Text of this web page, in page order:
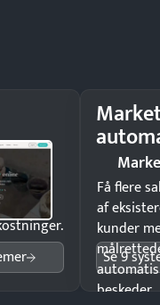
7 til
Få flere
af
kunder
beskeder.
Se 9